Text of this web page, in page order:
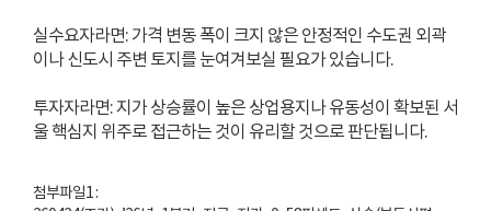
실수요자라면: 가격 변동 폭이 크지 않은 안정적인 수도권 외곽
이나 신도시 주변 토지를 눈여겨보실 필요가 있습니다.
투자자라면: 지가 상승률이 높은 상업용지나 유동성이 확보된 서
울 핵심지 위주로 접근하는 것이 유리할 것으로 판단됩니다.
첨부파일1 :